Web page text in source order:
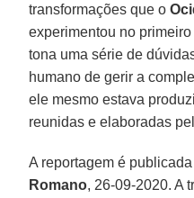
transformações que o
experimentou no
tona uma série de
humano de gerir a
ele mesmo estava
reunidas e elaboradas
A reportagem é
Romano, 26-09-2020. A